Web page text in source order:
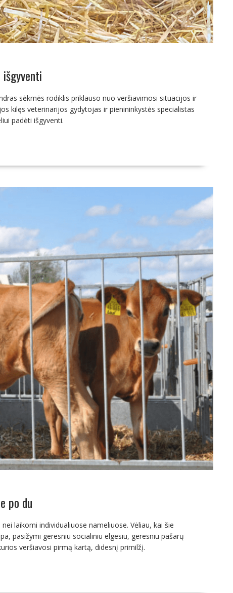
sėkmės rodiklis priklauso nuo veršiavimosi situacijos ir
kilęs veterinarijos gydytojas ir pienininkystės specialistas
padėti išgyventi.
po du
laikomi individualiuose nameliuose. Vėliau, kai šie
pasižymi geresniu socialiniu elgesiu, geresniu pašarų
veršiavosi pirmą kartą, didesnį primilžį.